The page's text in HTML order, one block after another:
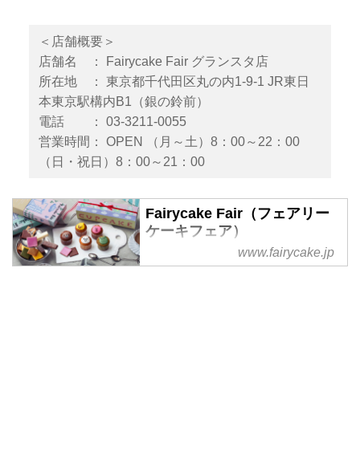
＜店舗概要＞
店舗名 ： Fairycake Fair グランスタ店
所在地 ： 東京都千代田区丸の内1-9-1 JR東日
本東京駅構内B1（銀の鈴前）
電話 ： 03-3211-0055
営業時間： OPEN （月～土）8：00～22：00
（日・祝日）8：00～21：00
Fairycake Fair（フェアリー
ケーキフェア）
菓子研究家いがらし ろみのプロ
www.fairycake.jp